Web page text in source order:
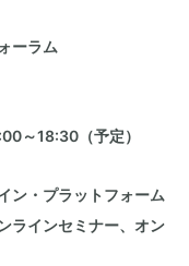
ーラム
～18:30（予定）
ン・プラットフォーム
ラインセミナー、オン